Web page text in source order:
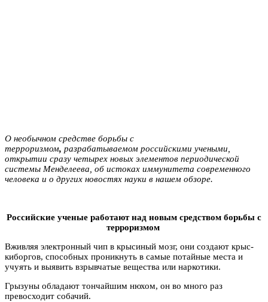
О необычном средстве борьбы с
терроризмом, разрабатываемом российскими учеными,
открытии сразу четырех новых элементов периодической
системы Менделеева, об истоках иммунитета современного
человека и о других новостях науки в нашем обзоре.
Российские ученые работают над новым средством борьбы с
терроризмом
Вживляя электронный чип в крысиный мозг, они создают крыс-
киборгов, способных проникнуть в самые потайные места и
учуять и выявить взрывчатые вещества или наркотики.
Грызуны обладают тончайшим нюхом, он во много раз
превосходит собачий.